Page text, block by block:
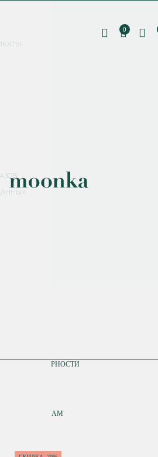
Соглашаюсь с
0
ПО ПОПУЛЯРНОСТИ
ПО НОВИНКАМ